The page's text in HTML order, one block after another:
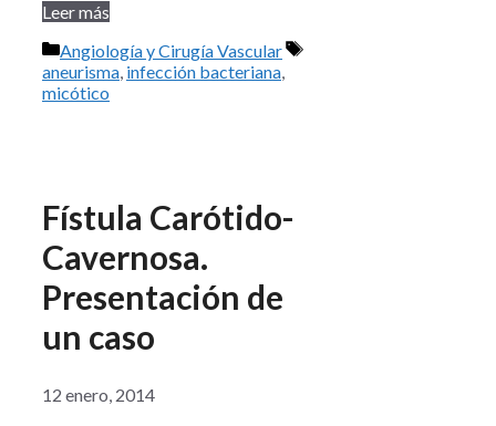
Leer más
Categorías
Angiología y Cirugía Vascular
Etiquetas
aneurisma, infección bacteriana,
micótico
Fístula Carótido-
Cavernosa.
Presentación de
un caso
12 enero, 2014